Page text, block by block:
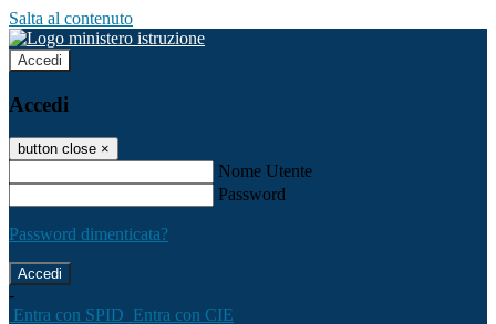
Salta al contenuto
Accedi
Accedi
button close ×
Nome Utente
Password
Password dimenticata?
-
Entra con SPID Entra con CIE